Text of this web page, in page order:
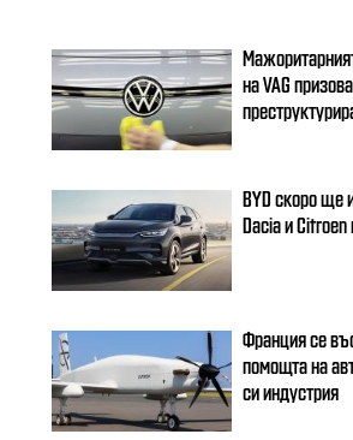
на VAG
BYD скоро ще
Dacia и Citroеn
Франция се
помощта на
си индустрия